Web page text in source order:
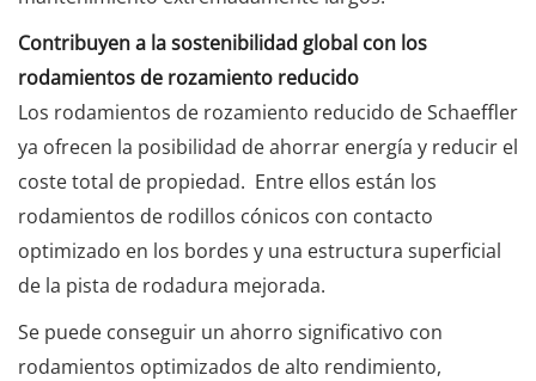
Contribuyen a la sostenibilidad global con los
rodamientos de rozamiento reducido
Los rodamientos de rozamiento reducido de Schaeffler
ya ofrecen la posibilidad de ahorrar energía y reducir el
coste total de propiedad. Entre ellos están los
rodamientos de rodillos cónicos con contacto
optimizado en los bordes y una estructura superficial
de la pista de rodadura mejorada.
Se puede conseguir un ahorro significativo con
rodamientos optimizados de alto rendimiento,